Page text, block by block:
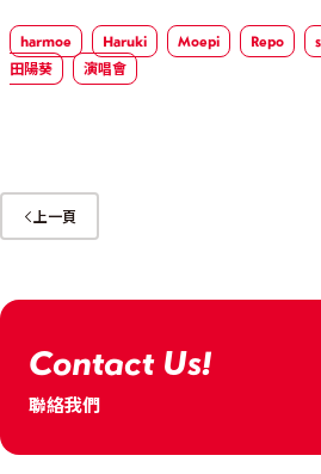
harmoe Haruki Moepi Repo
田陽葵
演唱會
上一頁
Contact Us!
聯絡我們